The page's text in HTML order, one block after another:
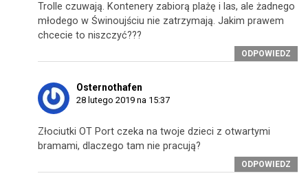
Trolle czuwają. Kontenery zabiorą plażę i las, ale żadnego
młodego w Świnoujściu nie zatrzymają. Jakim prawem
chcecie to niszczyć???
ODPOWIEDZ
Osternothafen
28 lutego 2019 na 15:37
Złociutki OT Port czeka na twoje dzieci z otwartymi
bramami, dlaczego tam nie pracują?
ODPOWIEDZ